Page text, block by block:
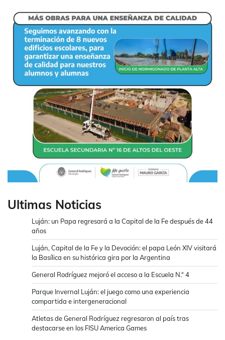
Ultimas Noticias
Luján: un Papa regresará a la Capital de la Fe después de 44
años
Luján, Capital de la Fe y la Devoción: el papa León XIV visitará
la Basílica en su histórica gira por la Argentina
General Rodríguez mejoró el acceso a la Escuela N.° 4
Parque Invernal Luján: el juego como una experiencia
compartida e intergeneracional
Atletas de General Rodríguez regresaron al país tras
destacarse en los FISU America Games